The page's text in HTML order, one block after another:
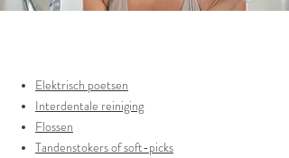
Elektrisch poetsen
Interdentale reiniging
Flossen
Tandenstokers of soft-picks